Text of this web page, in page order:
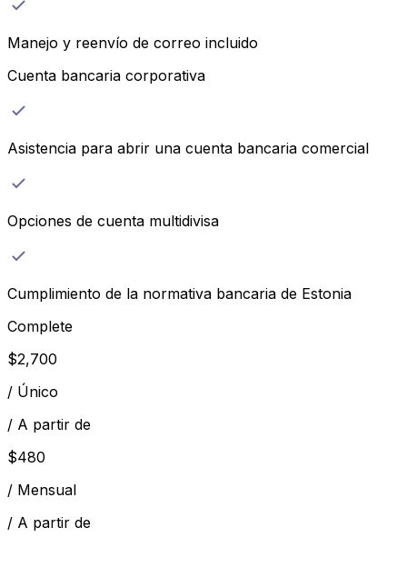
Manejo y reenvío de correo incluido
Cuenta bancaria corporativa
Asistencia para abrir una cuenta bancaria comercial
Opciones de cuenta multidivisa
Cumplimiento de la normativa bancaria de Estonia
Complete
$2,700
/ Único
/ A partir de
$480
/ Mensual
/ A partir de